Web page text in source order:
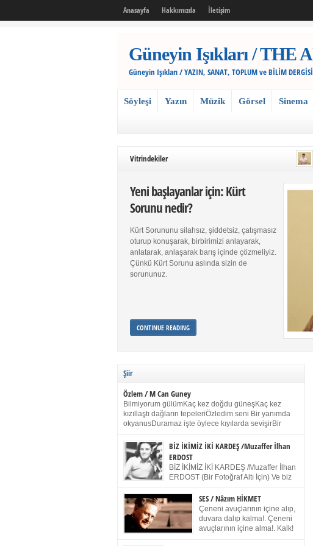
Anasayfa Hakkımızda İletişim
Güneyin Işıkları / THE
Güneyin Işıkları / YAZIN, SANAT, TOPLUM ve BİLİM DERGİSİ
Söyleşi Yazın Müzik Görsel Sinema
Vitrindekiler
Yeni başlayanlar için: Kürt
Sorunu nedir?
Kürt Sorununu silahsız, şiddetsiz, çatışmasız
oturup konuşarak, birbirimizi anlayarak,
anlatarak, anlaşarak barış içinde çözmeliyiz.
Çünkü Kürt Sorunu aslında sizin de
sorununuz.
CONTINUE READING
Şiir
Özlem / M Can Guney
Bilmiyorum gülümKaç kez doğdu güneşKaç kez
kızıllaştı dağların tepeleriÖzledim seni Bir yanımda
okyanusDuramaz işte öylece kıyılarda sevişirBir
dururSokulur yalnızlığıma kokun olur Gözlerim bir
buruk gülümsemeDudağımda buğusu
öpüşlerinGeceler boyuÖzledim seni 2004 Haziran
Sydney / Toplumsal Kaynak / Memduh Güney
BİZ İKİMİZ İKİ KARDEŞ /Muzaffer İlhan
ERDOST
BİZ İKİMİZ İKİ KARDEŞ /Muzaffer İlhan
ERDOST (Bir Fotoğraf Altı İçin) Ve biz
Duracağız Fotoğrafımızda durduğumuz gibi Benim
ellerimde kelepçe Yüzümde yapay bir gülüş
(Kelepçeyi yadırgamanın gülüşü belki İlk kez olduğu
için Sonra alıştım Ve unuttum sonra kelepçeyi
SES / Nâzım HİKMET
Çeneni avuçlarının içine alıp,
duvara dalıp kalma!. Çeneni
avuçlarının içine alma!. Kalk!